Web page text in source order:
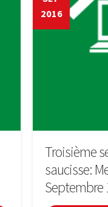
2016
Troisième
saucisse:
Septembre